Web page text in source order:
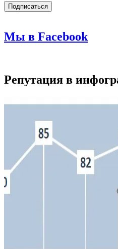
Мы в Facebook
Репутация в